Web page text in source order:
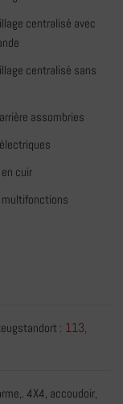
centralisé avec
centralisé sans
assombries
cuir
multifonctions
: 113,
4X4, accoudoir,